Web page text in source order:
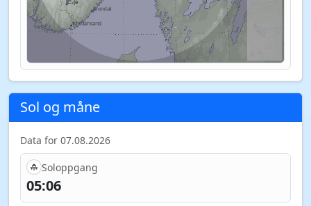
Sol og måne
Data for 07.08.2026
Soloppgang
05:06